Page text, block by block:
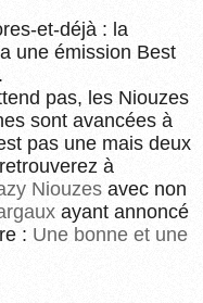
et-déjà : la
une émission Best
pas, les Niouzes
sont avancées à
pas une mais deux
à
Niouzes avec non
ayant annoncé
: Une bonne et une